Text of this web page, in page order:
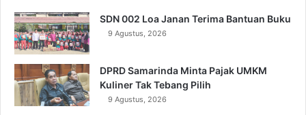
SDN 002 Loa Janan Terima Bantuan Buku
9 Agustus, 2026
DPRD Samarinda Minta Pajak UMKM
Kuliner Tak Tebang Pilih
9 Agustus, 2026